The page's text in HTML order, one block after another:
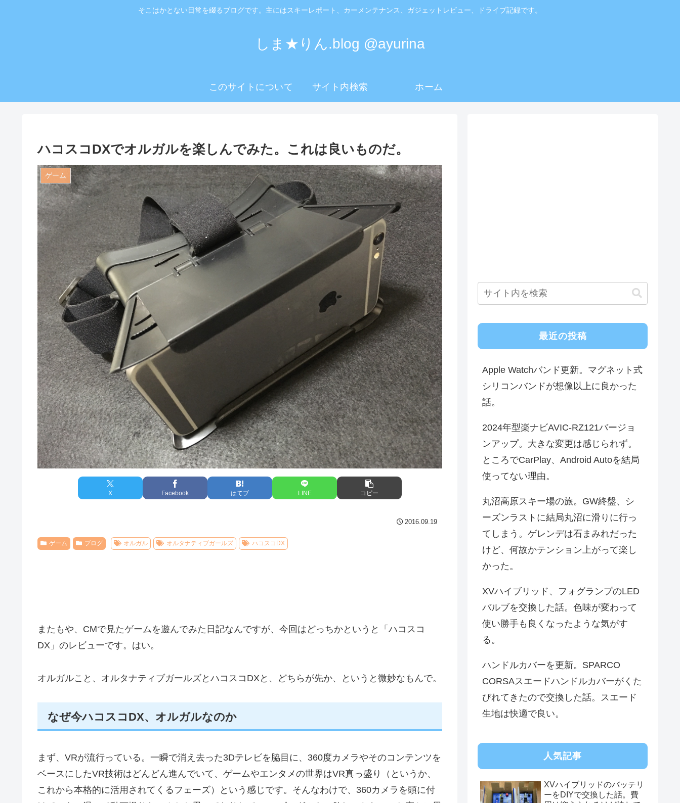
そこはかとない日常を綴るブログです。主にはスキーレポート、カーメンテナンス、ガジェットレビュー、ドライブ記録です。
しま★りん.blog @ayurina
このサイトについて サイト内検索 ホーム
ハコスコDXでオルガルを楽しんでみた。これは良いものだ。
ゲーム
X Facebook はてブ LINE コピー
2016.09.19
ゲーム ブログ オルガル オルタナティブガールズ ハコスコDX
またもや、CMで見たゲームを遊んでみた日記なんですが、今回はどっちかというと「ハコスコ
DX」のレビューです。はい。
オルガルこと、オルタナティブガールズとハコスコDXと、どちらが先か、というと微妙なもんで。
なぜ今ハコスコDX、オルガルなのか
まず、VRが流行っている。一瞬で消え去った3Dテレビを脇目に、360度カメラやそのコンテンツを
ベースにしたVR技術はどんどん進んでいて、ゲームやエンタメの世界はVR真っ盛り（というか、
これから本格的に活用されてくるフェーズ）という感じです。そんなわけで、360カメラを頭に付
最近の投稿
Apple Watchバンド更新。マグネット式
シリコンバンドが想像以上に良かった
話。
2024年型楽ナビAVIC-RZ121バージョ
ンアップ。大きな変更は感じられず。
ところでCarPlay、Android Autoを結局
使ってない理由。
丸沼高原スキー場の旅。GW終盤、シ
ーズンラストに結局丸沼に滑りに行っ
てしまう。ゲレンデは石まみれだった
けど、何故かテンション上がって楽し
かった。
XVハイブリッド、フォグランプのLED
バルブを交換した話。色味が変わって
使い勝手も良くなったような気がす
る。
ハンドルカバーを更新。SPARCO
CORSAスエードハンドルカバーがくた
びれてきたので交換した話。スエード
生地は快適で良い。
人気記事
XVハイブリッドのバッテリ
ーをDIYで交換した話。費